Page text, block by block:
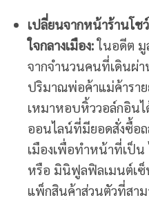
เปลี่ยนจากหน้าร้านโช
ใจกลางเมือง:ในอดีต มู
จากจำนวนคนที่เดินผ่
ปริมาณพ่อค้าแม่ค้ารา
เหมาหอบหิ้ววอล์กอินไ
ออนไลน์ที่มียอดสั่งซื้อ
เมืองเพื่อทำหน้าที่เป็น
หรือ มินิฟูลฟิลเมนต์เซ็
แพ็กสินค้าส่วนตัวที่สาม